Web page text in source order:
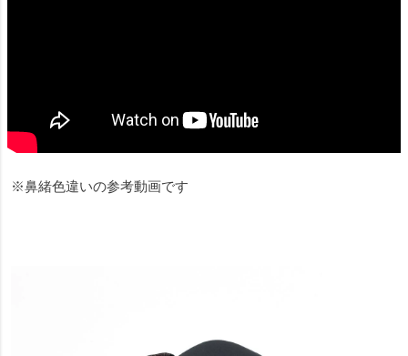
※鼻緒色違いの参考動画です